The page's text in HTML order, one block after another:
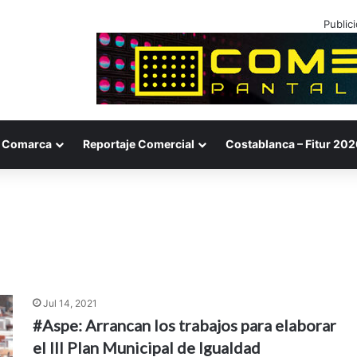
Comarca Reportaje Comercial Costablanca – Fitur
Jul 14, 2021
#Aspe: Arrancan los trabajos para elaborar
el III Plan Municipal de Igualdad